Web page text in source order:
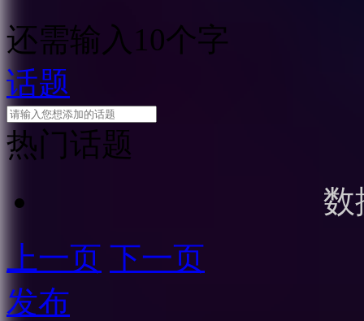
还需输入10个字
话题
热门话题
数
上一页 下一页
发布